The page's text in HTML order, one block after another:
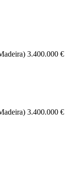
3.400.000 €
3.400.000 €